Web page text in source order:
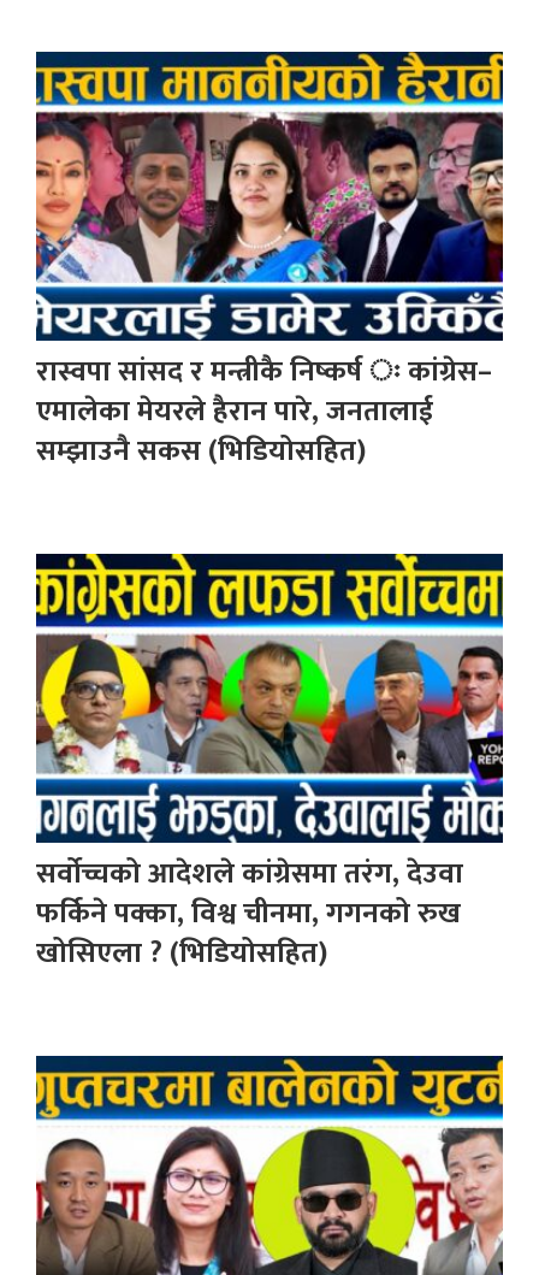
रास्वपा सांसद र मन्त्रीकै निष्कर्ष ः कांग्रेस–
एमालेका मेयरले हैरान पारे, जनतालाई
सम्झाउनै सकस (भिडियोसहित)
सर्वोच्चको आदेशले कांग्रेसमा तरंग, देउवा
फर्किने पक्का, विश्व चीनमा, गगनको रुख
खोसिएला ? (भिडियोसहित)